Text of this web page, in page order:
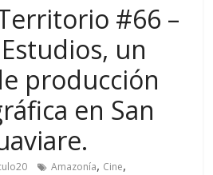
#66 –
un
producción
en San
Amazonía, Cine,